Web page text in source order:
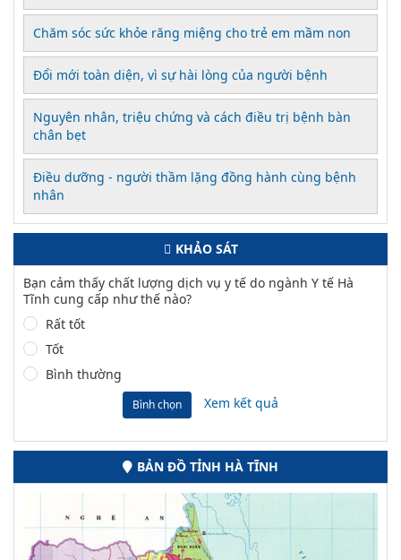
Chăm sóc sức khỏe răng miệng cho trẻ em mầm non
Đổi mới toàn diện, vì sự hài lòng của người bệnh
Nguyên nhân, triệu chứng và cách điều trị bệnh bàn
chân bẹt
Điều dưỡng - người thầm lặng đồng hành cùng bệnh
nhân
KHẢO SÁT
Bạn cảm thấy chất lượng dịch vụ y tế do ngành Y tế Hà
Tĩnh cung cấp như thế nào?
Rất tốt
Tốt
Bình thường
Bình chọn Xem kết quả
BẢN ĐỒ TỈNH HÀ TĨNH